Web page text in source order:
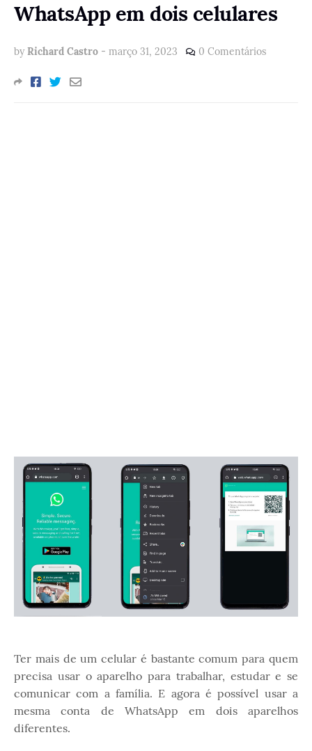
WhatsApp em dois celulares
by Richard Castro - março 31, 2023 0 Comentários
Ter mais de um celular é bastante comum para quem
precisa usar o aparelho para trabalhar, estudar e se
comunicar com a família. E agora é possível usar a
mesma conta de WhatsApp em dois aparelhos
diferentes.